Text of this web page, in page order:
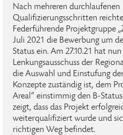
Nach mehreren durchlaufenen
Qualifizierungsschritten
Federführende Projektgruppe
Juli 2021 die Bewerbung um
Status ein. Am 27.10.21 hat
Lenkungsausschuss der
die Auswahl und Einstufung
Konzepte zuständig ist, dem
Areal“ einstimmig den B-
zeigt, dass das Projekt
weiterqualifiziert wurde und
richtigen Weg befindet.